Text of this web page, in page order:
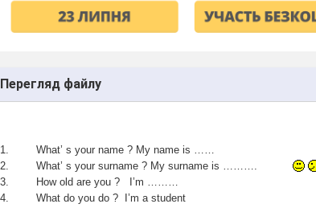
Перегляд файлу
What’ s your name ? My name
What’ s your surname ? My surname is ……….
How old are you ? I’m ………
What do you do ? I’m a student